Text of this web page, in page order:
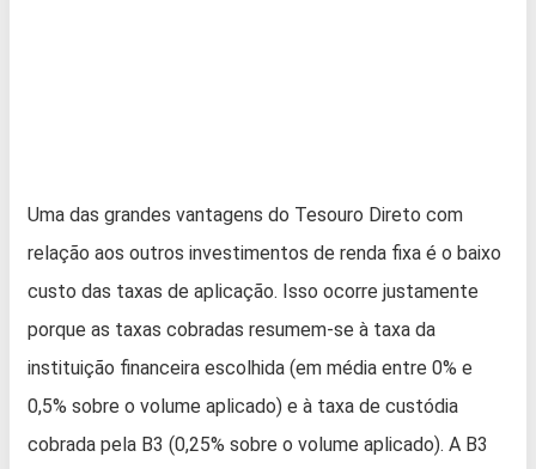
Uma das grandes vantagens do Tesouro Direto com
relação aos outros investimentos de renda fixa é o baixo
custo das taxas de aplicação. Isso ocorre justamente
porque as taxas cobradas resumem-se à taxa da
instituição financeira escolhida (em média entre 0% e
0,5% sobre o volume aplicado) e à taxa de custódia
cobrada pela B3 (0,25% sobre o volume aplicado). A B3